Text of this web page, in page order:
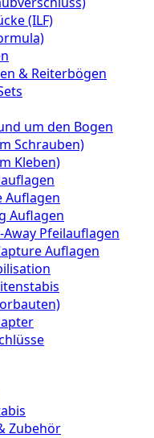
(ILF)
& Reiterbögen
um den Bogen
Schrauben)
Kleben)
Auflagen
Auflagen
Pfeilauflagen
Auflagen
Zubehör